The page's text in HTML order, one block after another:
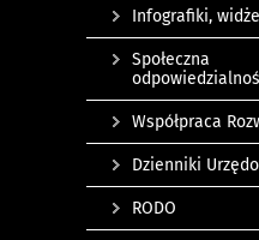
Infografiki,
Społeczna
Współpraca
Dzienniki
RODO